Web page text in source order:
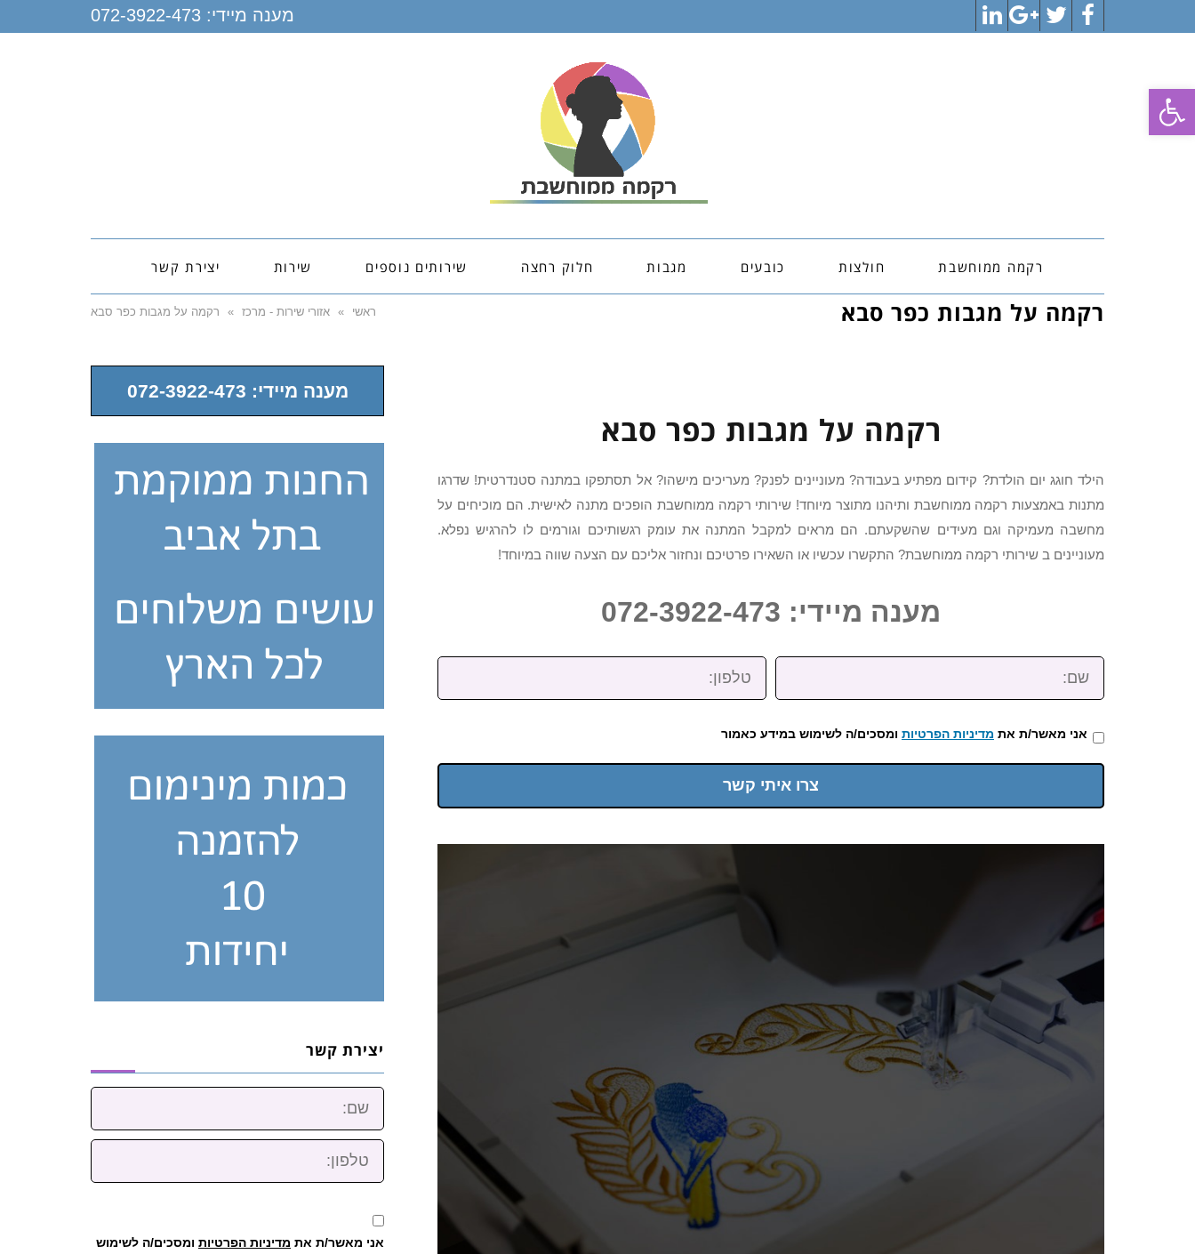
פתח סרגל נגישות
Facebook
Twitter
Google+
LinkedIn
מענה מיידי: 072-3922-473
רקמה ממוחשבת חולצות כובעים מגבות חלוק רחצה שירותים נוספים שירות יצירת קשר
רקמה על מגבות כפר סבא ראשי » אזורי שירות - מרכז » רקמה על מגבות כפר סבא
רקמה על מגבות כפר סבא
הילד חוגג יום הולדת? קידום מפתיע בעבודה? מעוניינים לפנק? מעריכים מישהו? אל תסתפקו במתנה סטנדרטית! שדרגו
מתנות באמצעות רקמה ממוחשבת ותיהנו מתוצר מיוחד! שירותי רקמה ממוחשבת הופכים מתנה לאישית. הם מוכיחים על
מחשבה מעמיקה וגם מעידים שהשקעתם. הם מראים למקבל המתנה את עומק רגשותיכם וגורמים לו להרגיש נפלא.
מעוניינים ב שירותי רקמה ממוחשבת? התקשרו עכשיו או השאירו פרטיכם ונחזור אליכם עם הצעה שווה במיוחד!
מענה מיידי: 072-3922-473
שם: טלפון:
אני מאשר/ת את מדיניות הפרטיות ומסכים/ה לשימוש במידע כאמור
צרו איתי קשר
מענה מיידי: 072-3922-473
יצירת קשר
שם:
טלפון:
אני מאשר/ת את מדיניות הפרטיות ומסכים/ה לשימוש